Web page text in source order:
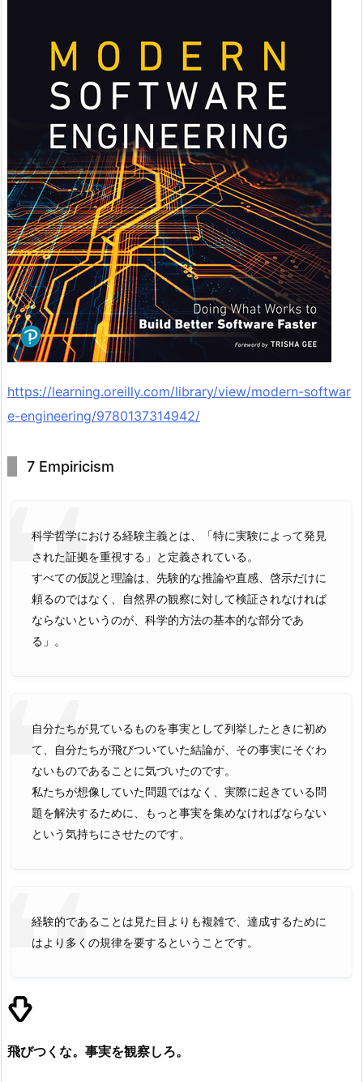
https://learning.oreilly.com/library/view/modern-softwar
e-engineering/9780137314942/
7 Empiricism
科学哲学における経験主義とは、「特に実験によって発見
された証拠を重視する」と定義されている。
すべての仮説と理論は、先験的な推論や直感、啓示だけに
頼るのではなく、自然界の観察に対して検証されなければ
ならないというのが、科学的方法の基本的な部分であ
る」。
自分たちが見ているものを事実として列挙したときに初め
て、自分たちが飛びついていた結論が、その事実にそぐわ
ないものであることに気づいたのです。
私たちが想像していた問題ではなく、実際に起きている問
題を解決するために、もっと事実を集めなければならない
という気持ちにさせたのです。
経験的であることは見た目よりも複雑で、達成するために
はより多くの規律を要するということです。
飛びつくな。事実を観察しろ。